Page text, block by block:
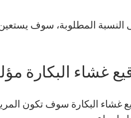
النسبة المطلوبة، سوف يستعين
غشاء البكارة
غشاء البكارة سوف تكون